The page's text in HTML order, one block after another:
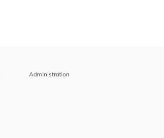
Administration